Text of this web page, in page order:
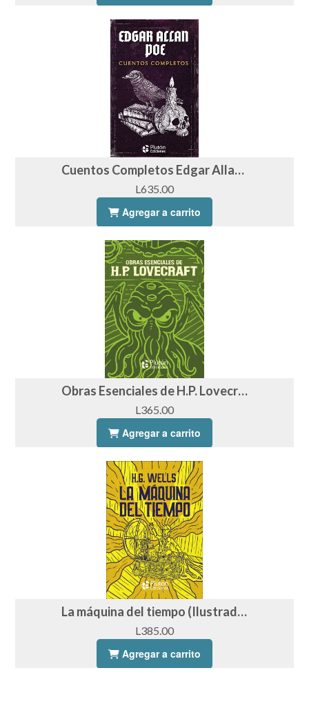
Cuentos Completos Edgar Allan Poe
L635.00
Agregar a carrito
Obras Esenciales de H.P. Lovecraft (Ilustrado)
L365.00
Agregar a carrito
La máquina del tiempo (Ilustrado)
L385.00
Agregar a carrito